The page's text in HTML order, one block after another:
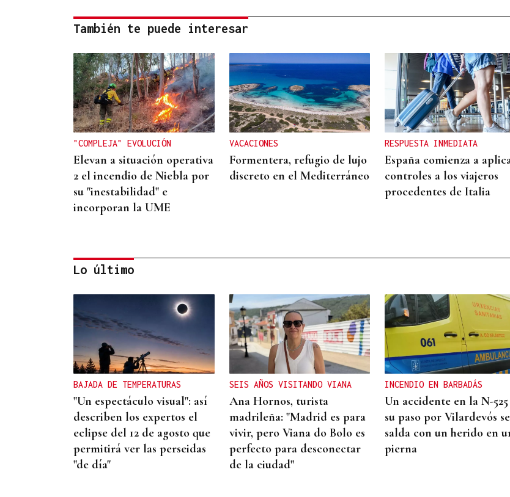
También te puede interesar
"COMPLEJA" EVOLUCIÓN
Elevan a situación operativa
2 el incendio de Niebla por
su "inestabilidad" e
incorporan la UME
VACACIONES
Formentera, refugio de lujo
discreto en el Mediterráneo
RESPUESTA INMEDIATA
España comienza a
controles a los viajeros
procedentes de Italia
ESPACIO SCHENGEN
España exige a Italia
levantar los controles a
españoles o adoptará
medidas proporcionales
Lo último
BAJADA DE TEMPERATURAS
"Un espectáculo visual": así
describen los expertos el
eclipse del 12 de agosto que
permitirá ver las perseidas
"de día"
SEIS AÑOS VISITANDO VIANA
Ana Hornos, turista
madrileña: "Madrid es para
vivir, pero Viana do Bolo es
perfecto para desconectar
de la ciudad"
INCENDIO EN BARBADÁS
Un accidente en la N-
su paso por Vilardevós se
salda con un herido en
pierna